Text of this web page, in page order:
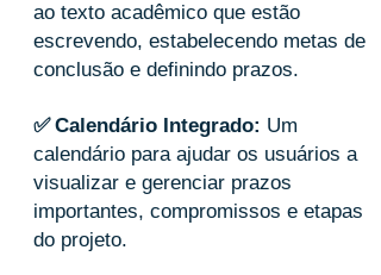
ao texto acadêmico que estão
escrevendo, estabelecendo metas de
conclusão e definindo prazos.
✅Calendário Integrado: Um
calendário para ajudar os usuários a
visualizar e gerenciar prazos
importantes, compromissos e etapas
do projeto.